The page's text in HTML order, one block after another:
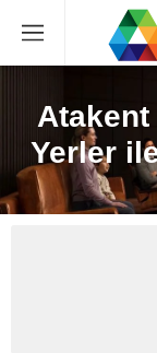
Atakent
Yerler